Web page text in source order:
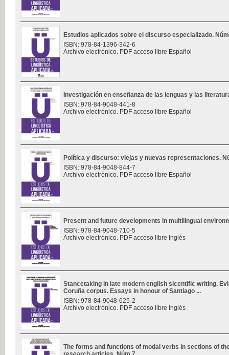
Estudios aplicados sobre el discurso especializado.
ISBN: 978-84-1396-342-6
Archivo electrónico. PDF acceso libre Español
Investigación en enseñanza de las lenguas y las
ISBN: 978-84-9048-441-8
Archivo electrónico. PDF acceso libre Español
Política y discurso: viejas y nuevas representaciones.
ISBN: 978-84-9048-844-7
Archivo electrónico. PDF acceso libre Español
Present and future developments in multilingual
ISBN: 978-84-9048-710-5
Archivo electrónico. PDF acceso libre Inglés
Stancetaking in late modern english sicentific writing.
Coruña corpus. Essays in honour of Santiago ...
ISBN: 978-84-9048-625-2
Archivo electrónico. PDF acceso libre Inglés
The forms and functions of modal verbs in sections of